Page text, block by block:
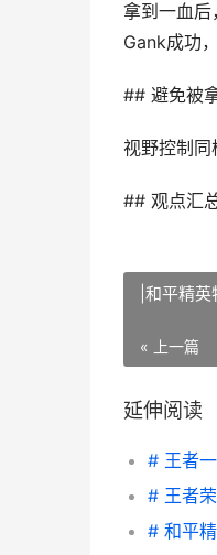
拿到一血后
Gank成功
## 避免被
视野控制同
## 观点汇
|和平精英
« 上一篇
延伸阅读
# 王者
# 王者
# 和平